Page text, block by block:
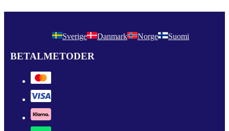
finns här alla möjligheter att hitta din egen balans.
Sverige Danmark Norge Suomi
BETALMETODER